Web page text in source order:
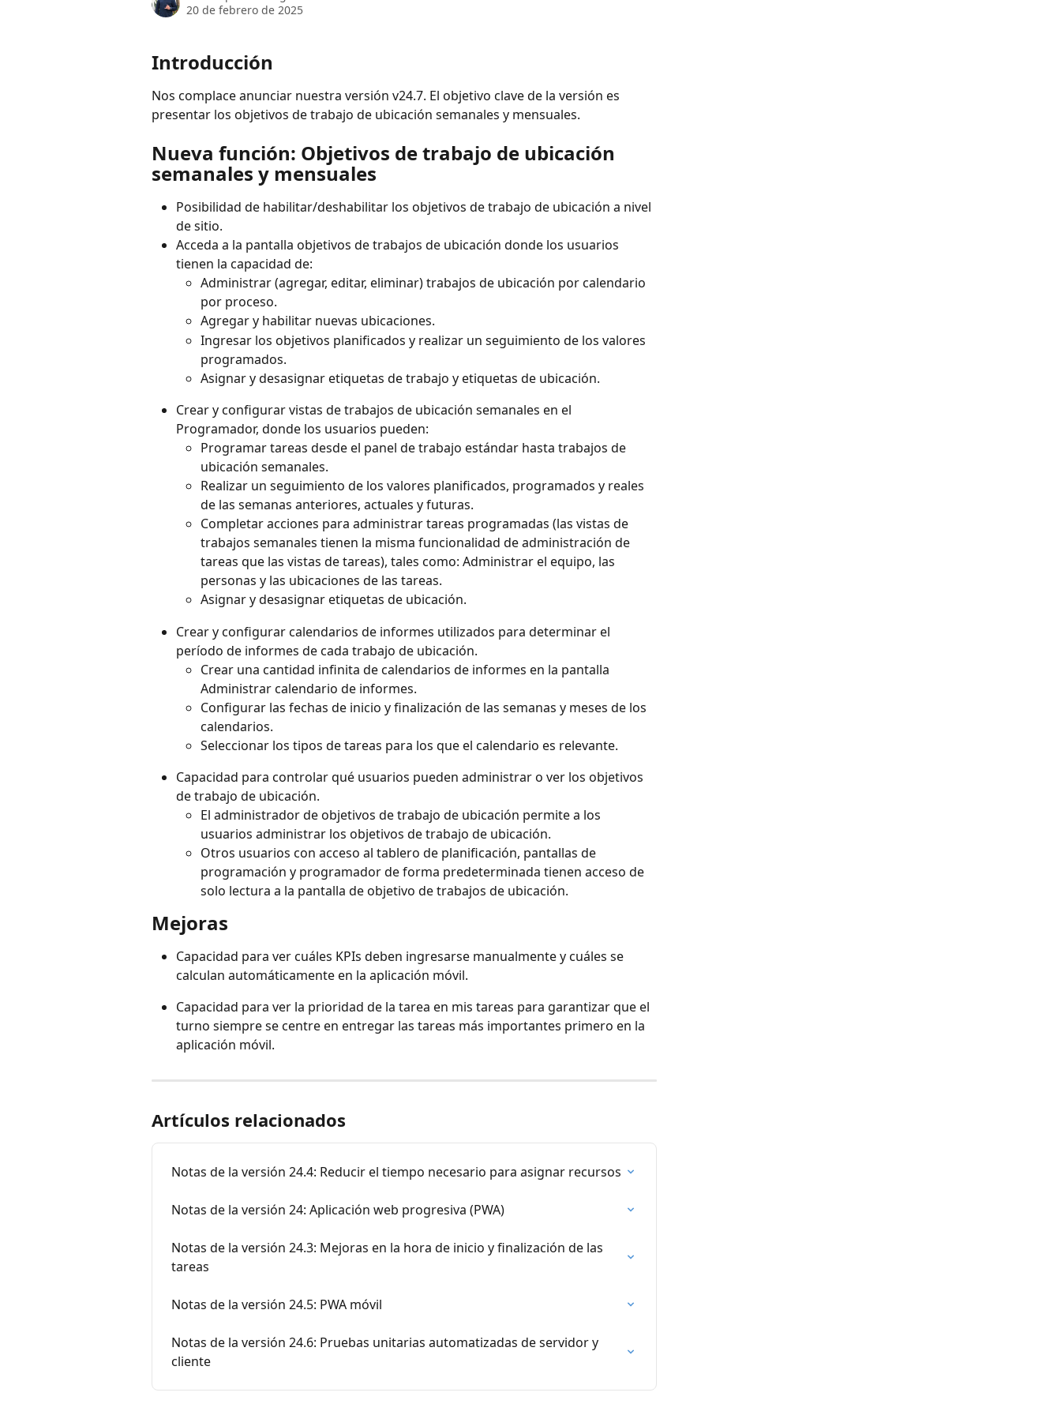
20 de febrero de 2025
Introducción
Nos complace anunciar nuestra versión v24.7. El objetivo clave de la versión es
presentar los objetivos de trabajo de ubicación semanales y mensuales.
Nueva función: Objetivos de trabajo de ubicación
semanales y mensuales
Posibilidad de habilitar/deshabilitar los objetivos de trabajo de ubicación a nivel
de sitio.
Acceda a la pantalla objetivos de trabajos de ubicación donde los usuarios
tienen la capacidad de:
Administrar (agregar, editar, eliminar) trabajos de ubicación por calendario
por proceso.
Agregar y habilitar nuevas ubicaciones.
Ingresar los objetivos planificados y realizar un seguimiento de los valores
programados.
Asignar y desasignar etiquetas de trabajo y etiquetas de ubicación.
Crear y configurar vistas de trabajos de ubicación semanales en el
Programador, donde los usuarios pueden:
Programar tareas desde el panel de trabajo estándar hasta trabajos de
ubicación semanales.
Realizar un seguimiento de los valores planificados, programados y reales
de las semanas anteriores, actuales y futuras.
Completar acciones para administrar tareas programadas (las vistas de
trabajos semanales tienen la misma funcionalidad de administración de
tareas que las vistas de tareas), tales como: Administrar el equipo, las
personas y las ubicaciones de las tareas.
Asignar y desasignar etiquetas de ubicación.
Crear y configurar calendarios de informes utilizados para determinar el
período de informes de cada trabajo de ubicación.
Crear una cantidad infinita de calendarios de informes en la pantalla
Administrar calendario de informes.
Configurar las fechas de inicio y finalización de las semanas y meses de los
calendarios.
Seleccionar los tipos de tareas para los que el calendario es relevante.
Capacidad para controlar qué usuarios pueden administrar o ver los objetivos
de trabajo de ubicación.
El administrador de objetivos de trabajo de ubicación permite a los
usuarios administrar los objetivos de trabajo de ubicación.
Otros usuarios con acceso al tablero de planificación, pantallas de
programación y programador de forma predeterminada tienen acceso de
solo lectura a la pantalla de objetivo de trabajos de ubicación.
Mejoras
Capacidad para ver cuáles KPIs deben ingresarse manualmente y cuáles se
calculan automáticamente en la aplicación móvil.
Capacidad para ver la prioridad de la tarea en mis tareas para garantizar que el
turno siempre se centre en entregar las tareas más importantes primero en la
aplicación móvil.
Artículos relacionados
Notas de la versión 24.4: Reducir el tiempo necesario para asignar recursos
Notas de la versión 24: Aplicación web progresiva (PWA)
Notas de la versión 24.3: Mejoras en la hora de inicio y finalización de las
tareas
Notas de la versión 24.5: PWA móvil
Notas de la versión 24.6: Pruebas unitarias automatizadas de servidor y
cliente